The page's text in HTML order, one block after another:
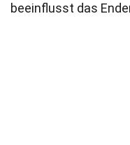
beeinflusst das